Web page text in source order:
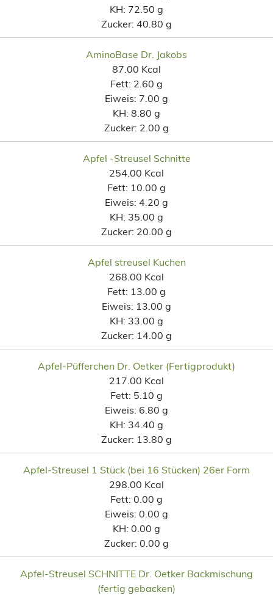
KH: 72.50 g
Zucker: 40.80 g
AminoBase Dr. Jakobs
87.00 Kcal
Fett: 2.60 g
Eiweis: 7.00 g
KH: 8.80 g
Zucker: 2.00 g
Apfel -Streusel Schnitte
254.00 Kcal
Fett: 10.00 g
Eiweis: 4.20 g
KH: 35.00 g
Zucker: 20.00 g
Apfel streusel Kuchen
268.00 Kcal
Fett: 13.00 g
Eiweis: 13.00 g
KH: 33.00 g
Zucker: 14.00 g
Apfel-Püfferchen Dr. Oetker (Fertigprodukt)
217.00 Kcal
Fett: 5.10 g
Eiweis: 6.80 g
KH: 34.40 g
Zucker: 13.80 g
Apfel-Streusel 1 Stück (bei 16 Stücken) 26er Form
298.00 Kcal
Fett: 0.00 g
Eiweis: 0.00 g
KH: 0.00 g
Zucker: 0.00 g
Apfel-Streusel SCHNITTE Dr. Oetker Backmischung
(fertig gebacken)